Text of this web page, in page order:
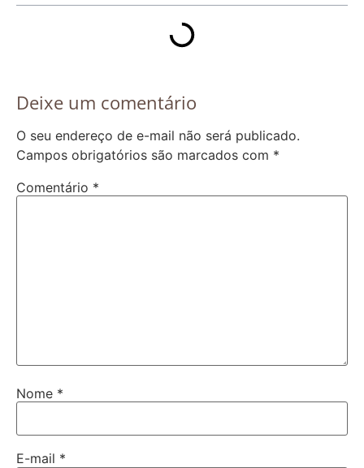
Deixe um comentário
O seu endereço de e-mail não será publicado.
Campos obrigatórios são marcados com *
Comentário *
Nome *
E-mail *